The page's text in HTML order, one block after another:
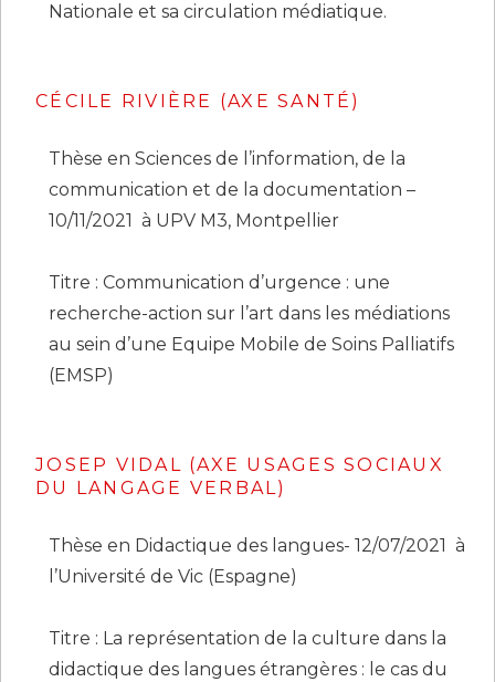
Nationale et sa circulation médiatique.
CÉCILE RIVIÈRE (AXE SANTÉ)
Thèse en Sciences de l’information, de la
communication et de la documentation –
10/11/2021 à UPV M3, Montpellier
Titre : Communication d’urgence : une
recherche-action sur l’art dans les médiations
au sein d’une Equipe Mobile de Soins Palliatifs
(EMSP)
JOSEP VIDAL (AXE USAGES SOCIAUX
DU LANGAGE VERBAL)
Thèse en Didactique des langues- 12/07/2021 à
l’Université de Vic (Espagne)
Titre : La représentation de la culture dans la
didactique des langues étrangères : le cas du